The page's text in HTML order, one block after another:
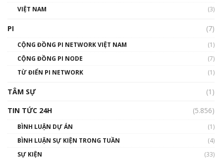
Talkshow 14: MemeCoin – Trò đùa tỷ đô
01:29:26
VIỆT NAM
(3)
PI (7)
CỘNG ĐỒNG PI NETWORK VIỆT NAM
(1)
CỘNG ĐỒNG PI NODE
(7)
TỪ ĐIỂN PI NETWORK
(1)
TÂM SỰ
(1)
TIN TỨC 24H
(5.856)
BÌNH LUẬN DỰ ÁN
(1)
BÌNH LUẬN SỰ KIỆN TRONG TUẦN
(4)
SỰ KIỆN
(33)